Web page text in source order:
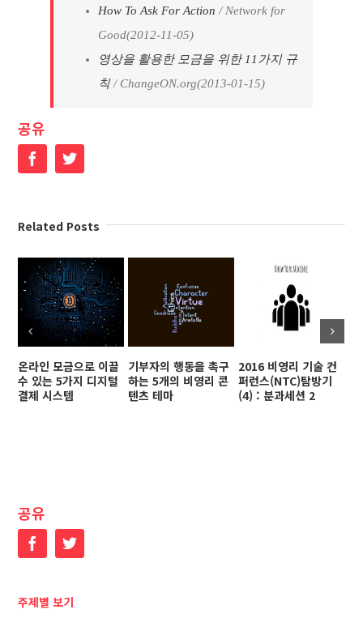
How To Ask For Action / Network for
Good(2012-11-05)
영상을 활용한 모금을 위한 11가지 규
칙/ ChangeON.org(2013-01-15)
공유
FacebookTwitter
Related Posts
온라인 모금으로 이끌
수 있는 5가지 디지털
결제 시스템
기부자의 행동을 촉구
하는 5개의 비영리 콘
텐츠 테마
2016 비영리 기술 컨
퍼런스(NTC)탐방기
(4) : 분과세션 2
공유
FacebookTwitter
주제별 보기